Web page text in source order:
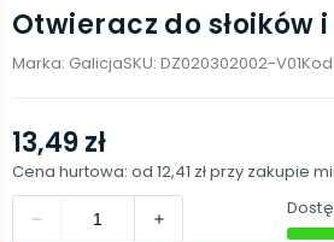
Otwieracz do słoików
Marka: GalicjaSKU: DZ020302002-V01
13,49 zł
Cena hurtowa: od 12,41 złprzy zakupie